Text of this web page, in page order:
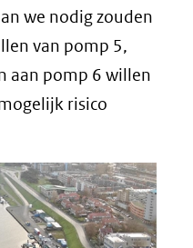
we nodig zouden
van pomp 5,
aan pomp 6 willen
risico